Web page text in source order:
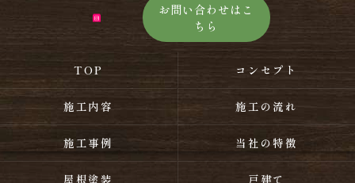
お問い合わせはこ
ちら
TOP コンセプト
施工内容 施工の流れ
施工事例 当社の特徴
屋根塗装 戸建て